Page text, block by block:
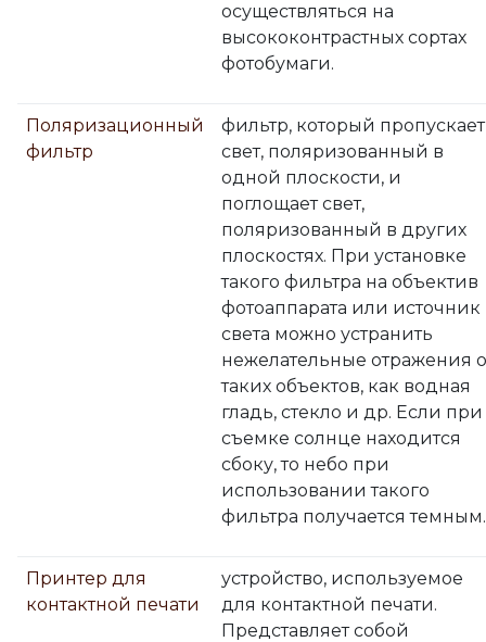
осуществляться на
высококонтрастных сортах
фотобумаги.
Поляризационный
фильтр
фильтр, который пропускает
свет, поляризованный в
одной плоскости, и
поглощает свет,
поляризованный в других
плоскостях. При установке
такого фильтра на объектив
фотоаппарата или источник
света можно устранить
нежелательные отражения
таких объектов, как водная
гладь, стекло и др. Если при
съемке солнце находится
сбоку, то небо при
использовании такого
фильтра получается темным.
Принтер для
контактной печати
устройство, используемое
для контактной печати.
Представляет собой